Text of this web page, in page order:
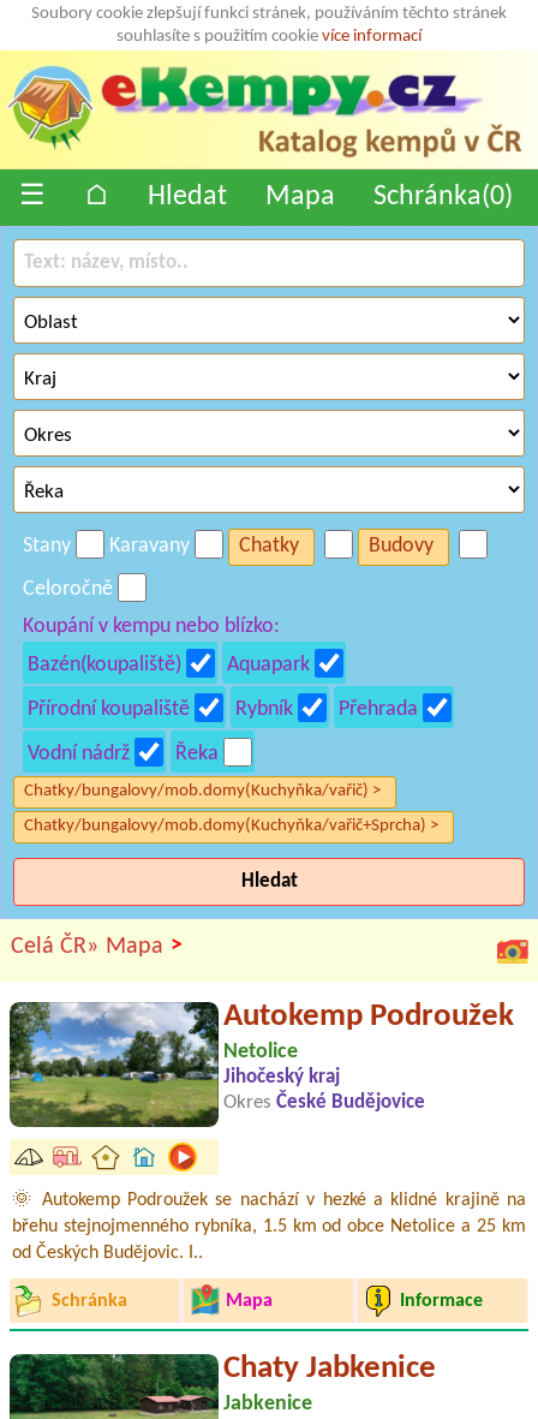
Soubory cookie zlepšují funkci stránek, používáním těchto stránek
souhlasíte s použitím cookie více informací
☰ ⌂ Hledat Mapa Schránka(0)
Stany Karavany Chatky
Budovy
Celoročně
Koupání v kempu nebo blízko:
Bazén(koupaliště)
Aquapark
Přírodní koupaliště
Rybník
Přehrada
Vodní nádrž
Řeka
Chatky/bungalovy/mob.domy(Kuchyňka/vařič) >
Chatky/bungalovy/mob.domy(Kuchyňka/vařič+Sprcha) >
Hledat
Celá ČR» Mapa >
Autokemp Podroužek
Netolice
Jihočeský kraj
Okres České Budějovice
🌞 Autokemp Podroužek se nachází v hezké a klidné krajině na
břehu stejnojmenného rybníka, 1.5 km od obce Netolice a 25 km
od Českých Budějovic. I..
Schránka Mapa Informace
Chaty Jabkenice
Jabkenice